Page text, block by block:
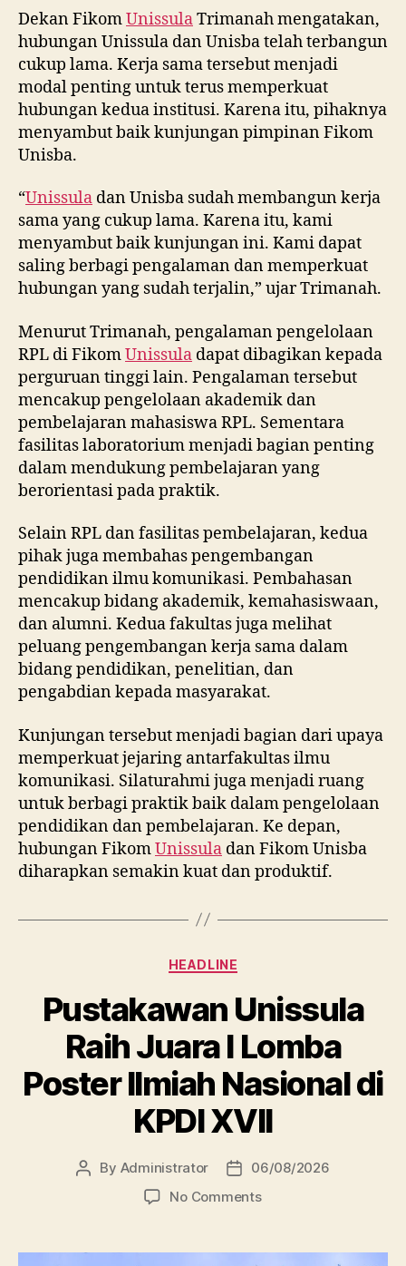
Dekan FikomUnissulaTrimanah mengatakan,
hubungan Unissula dan Unisba telah terbangun
cukup lama. Kerja sama tersebut menjadi
modal penting untuk terus memperkuat
hubungan kedua institusi. Karena itu, pihaknya
menyambut baik kunjungan pimpinan Fikom
Unisba.
“Unissula dan Unisba sudah membangun kerja
sama yang cukup lama. Karena itu, kami
menyambut baik kunjungan ini. Kami dapat
saling berbagi pengalaman dan memperkuat
hubungan yang sudah terjalin,” ujar Trimanah.
Menurut Trimanah, pengalaman pengelolaan
RPL di FikomUnissula dapat dibagikan kepada
perguruan tinggi lain. Pengalaman tersebut
mencakup pengelolaan akademik dan
pembelajaran mahasiswa RPL. Sementara
fasilitas laboratorium menjadi bagian penting
dalam mendukung pembelajaran yang
berorientasi pada praktik.
Selain RPL dan fasilitas pembelajaran, kedua
pihak juga membahas pengembangan
pendidikan ilmu komunikasi. Pembahasan
mencakup bidang akademik, kemahasiswaan,
dan alumni. Kedua fakultas juga melihat
peluang pengembangan kerja sama dalam
bidang pendidikan, penelitian, dan
pengabdian kepada masyarakat.
Kunjungan tersebut menjadi bagian dari upaya
memperkuat jejaring antarfakultas ilmu
komunikasi. Silaturahmi juga menjadi ruang
untuk berbagi praktik baik dalam pengelolaan
pendidikan dan pembelajaran. Ke depan,
hubungan FikomUnissula dan Fikom Unisba
diharapkan semakin kuat dan produktif.
Categories
HEADLINE
Pustakawan Unissula
Raih Juara I Lomba
Poster Ilmiah Nasional di
KPDI XVII
Post
By Administrator
Post
date
06/08/2026
No Commentson
Raih